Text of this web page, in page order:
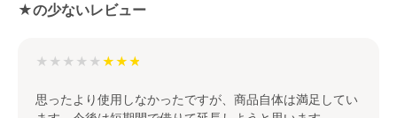
★の少ないレビュー
★★★★★
思ったより使用しなかったですが、商品自体は満足してい